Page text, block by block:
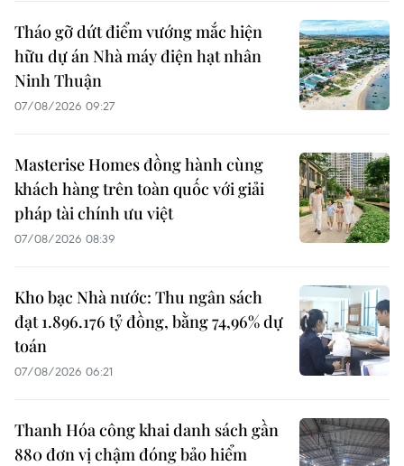
Tháo gỡ dứt điểm vướng mắc hiện
hữu dự án Nhà máy điện hạt nhân
Ninh Thuận
07/08/2026 09:27
Masterise Homes đồng hành cùng
khách hàng trên toàn quốc với giải
pháp tài chính ưu việt
07/08/2026 08:39
Kho bạc Nhà nước: Thu ngân sách
đạt 1.896.176 tỷ đồng, bằng 74,96% dự
toán
07/08/2026 06:21
Thanh Hóa công khai danh sách gần
880 đơn vị chậm đóng bảo hiểm